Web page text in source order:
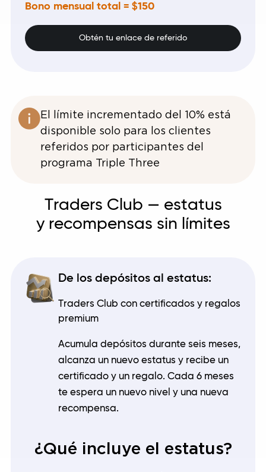
Bono mensual total = $150
Obtén tu enlace de referido
El límite incrementado del 10% está
disponible solo para los clientes
referidos por participantes del
programa Triple Three
Traders Club — estatus
y recompensas sin límites
De los depósitos al estatus:
Traders Club con certificados y regalos
premium
Acumula depósitos durante seis meses,
alcanza un nuevo estatus y recibe un
certificado y un regalo. Cada 6 meses
te espera un nuevo nivel y una nueva
recompensa.
¿Qué incluye el estatus?